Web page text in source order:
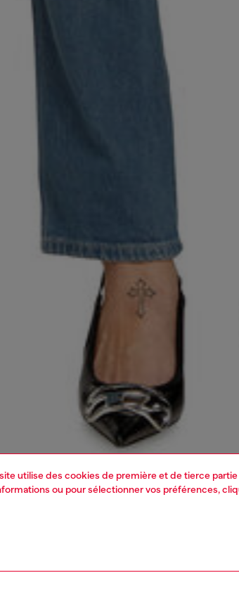
utilise des cookies de première et de tierce
ou pour sélectionner vos préférences,